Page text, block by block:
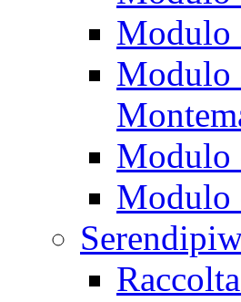
Modulo
Modulo
Modulo
Modulo